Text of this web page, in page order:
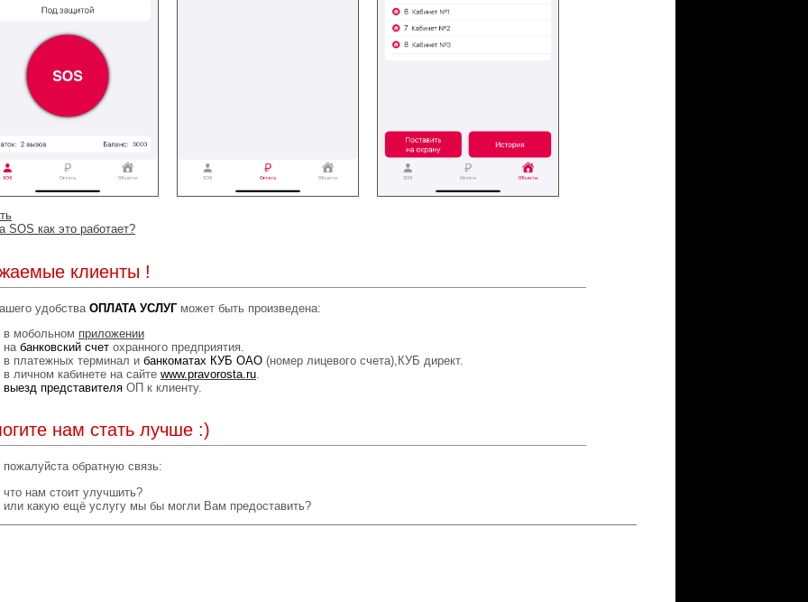
SOS как это работает?
клиенты !
удобства ОПЛАТА УСЛУГможет быть произведена:
в мобольном приложении
на банковский счет охранного предприятия.
в платежных терминал и банкоматах КУБ ОАО (номер лицевого счета),КУБ директ.
в личном кабинете на сайте www.pravorosta.ru
выезд представителя ОП к клиенту.
нам стать лучше :)
пожалуйста обратную связь:
что нам стоит улучшить?
или какую ещё услугу мы бы могли Вам предоставить?